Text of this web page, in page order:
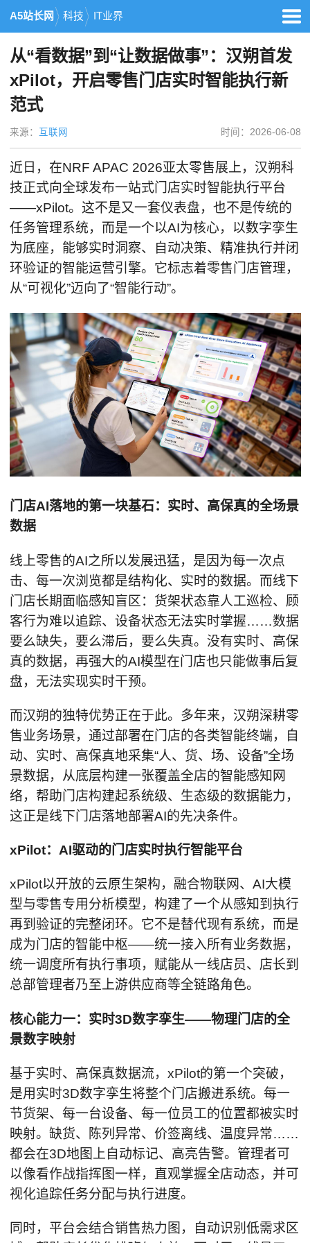
A5站长网 科技 IT业界
从“看数据”到“让数据做事”：汉朔首发
xPilot，开启零售门店实时智能执行新
范式
来源： 互联网 时间：2026-06-08
近日，在NRF APAC 2026亚太零售展上，汉朔科
技正式向全球发布一站式门店实时智能执行平台
——xPilot。这不是又一套仪表盘，也不是传统的
任务管理系统，而是一个以AI为核心，以数字孪生
为底座，能够实时洞察、自动决策、精准执行并闭
环验证的智能运营引擎。它标志着零售门店管理，
从“可视化”迈向了“智能行动”。
门店AI落地的第一块基石：实时、高保真的全场景
数据
线上零售的AI之所以发展迅猛，是因为每一次点
击、每一次浏览都是结构化、实时的数据。而线下
门店长期面临感知盲区：货架状态靠人工巡检、顾
客行为难以追踪、设备状态无法实时掌握……数据
要么缺失，要么滞后，要么失真。没有实时、高保
真的数据，再强大的AI模型在门店也只能做事后复
盘，无法实现实时干预。
而汉朔的独特优势正在于此。多年来，汉朔深耕零
售业务场景，通过部署在门店的各类智能终端，自
动、实时、高保真地采集“人、货、场、设备”全场
景数据，从底层构建一张覆盖全店的智能感知网
络，帮助门店构建起系统级、生态级的数据能力，
这正是线下门店落地部署AI的先决条件。
xPilot：AI驱动的门店实时执行智能平台
xPilot以开放的云原生架构，融合物联网、AI大模
型与零售专用分析模型，构建了一个从感知到执行
再到验证的完整闭环。它不是替代现有系统，而是
成为门店的智能中枢——统一接入所有业务数据，
统一调度所有执行事项，赋能从一线店员、店长到
总部管理者乃至上游供应商等全链路角色。
核心能力一：实时3D数字孪生——物理门店的全
景数字映射
基于实时、高保真数据流，xPilot的第一个突破，
是用实时3D数字孪生将整个门店搬进系统。每一
节货架、每一台设备、每一位员工的位置都被实时
映射。缺货、陈列异常、价签离线、温度异常……
都会在3D地图上自动标记、高亮告警。管理者可
以像看作战指挥图一样，直观掌握全店动态，并可
视化追踪任务分配与执行进度。
同时，平台会结合销售热力图，自动识别低需求区